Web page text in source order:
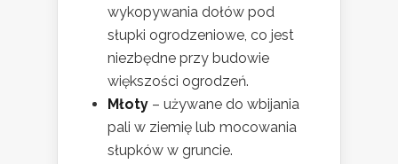
wykopywania dołów pod
słupki ogrodzeniowe, co jest
niezbędne przy budowie
większości ogrodzeń.
Młoty – używane do wbijania
pali w ziemię lub mocowania
słupków w gruncie.